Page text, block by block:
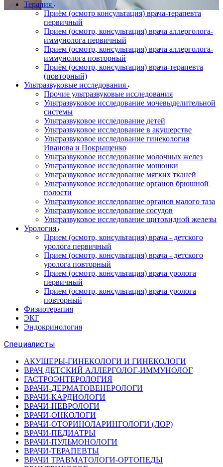
Терапия
Приём (осмотр консультация) врача-терапевта
первичный
Прием (осмотр, консультация) врача аллерголога-
иммунолога первичный
Прием (осмотр, консультация) врача аллерголога-
иммунолога повторный
Приём (осмотр, консультация) врача-терапевта
(повторный)
Ультразвуковые исследования
Прочие ультразвуковые исследования
Ультразвуковое исследование мочевыделительной
системы
Ультразвуковое исследование детей
Ультразвуковое исследование в акушерстве
Ультразвуковое исследование гинекология
Иванова и Покрыщенко
Ультразвуковое исследование молочных желез
Ультразвуковое исследование мошонки
Ультразвуковое исследование мягких тканей
Ультразвуковое исследование органов брюшной
полости
Ультразвуковое исследование органов малого таза
Ультразвуковое исследование сосудов
Ультразвуковое исследование щитовидной железы
Урология
Прием (осмотр, консультация) врача - детского
уролога первичный
Прием (осмотр, консультация) врача - детского
уролога повторный
Прием (осмотр, консультация) врача уролога
первичный
Прием (осмотр, консультация) врача уролога
повторный
Физиотерапия
ЭКГ
Эндокринология
Специалисты
АКУШЕРЫ-ГИНЕКОЛОГИ И ГИНЕКОЛОГИ
ВРАЧ ДЕТСКИЙ АЛЛЕРГОЛОГ-ИММУНОЛОГ
ГАСТРОЭНТЕРОЛОГИЯ
ВРАЧИ-ДЕРМАТОВЕНЕРОЛОГИ
ВРАЧИ-КАРДИОЛОГИ
ВРАЧИ-НЕВРОЛОГИ
ВРАЧИ-ОНКОЛОГИ
ВРАЧИ-ОТОРИНОЛАРИНГОЛОГИ (ЛОР)
ВРАЧИ-ПЕДИАТРЫ
ВРАЧИ-ПУЛЬМОНОЛОГИ
ВРАЧИ-ТЕРАПЕВТЫ
ВРАЧИ ТРАВМАТОЛОГИ-ОРТОПЕДЫ